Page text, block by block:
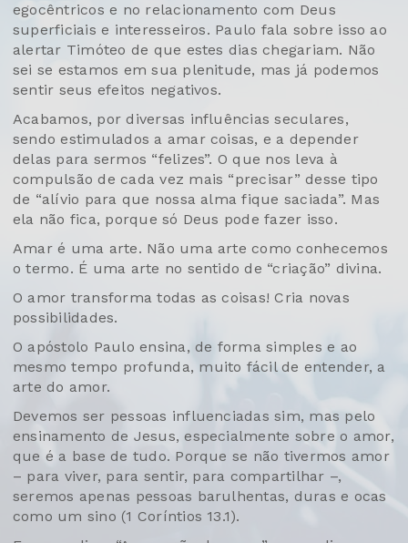
egocêntricos e no relacionamento com Deus
superficiais e interesseiros. Paulo fala sobre isso ao
alertar Timóteo de que estes dias chegariam. Não
sei se estamos em sua plenitude, mas já podemos
sentir seus efeitos negativos.
Acabamos, por diversas influências seculares,
sendo estimulados a amar coisas, e a depender
delas para sermos “felizes”. O que nos leva à
compulsão de cada vez mais “precisar” desse tipo
de “alívio para que nossa alma fique saciada”. Mas
ela não fica, porque só Deus pode fazer isso.
Amar é uma arte. Não uma arte como conhecemos
o termo. É uma arte no sentido de “criação” divina.
O amor transforma todas as coisas! Cria novas
possibilidades.
O apóstolo Paulo ensina, de forma simples e ao
mesmo tempo profunda, muito fácil de entender, a
arte do amor.
Devemos ser pessoas influenciadas sim, mas pelo
ensinamento de Jesus, especialmente sobre o amor,
que é a base de tudo. Porque se não tivermos amor
– para viver, para sentir, para compartilhar –,
seremos apenas pessoas barulhentas, duras e ocas
como um sino (1 Coríntios 13.1).